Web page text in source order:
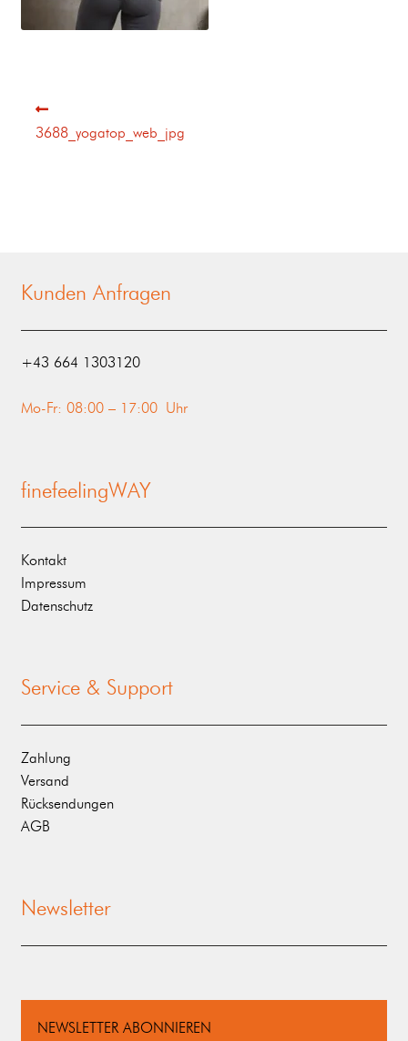
3688_yogatop_web_jpg
Kunden Anfragen
‭+43 664 1303120‬
Mo-Fr: 08:00 – 17:00 Uhr
finefeelingWAY
Kontakt
Impressum
Datenschutz
Service & Support
Zahlung
Versand
Rücksendungen
AGB
Newsletter
NEWSLETTER ABONNIEREN